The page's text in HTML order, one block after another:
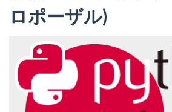
ロポーザル)